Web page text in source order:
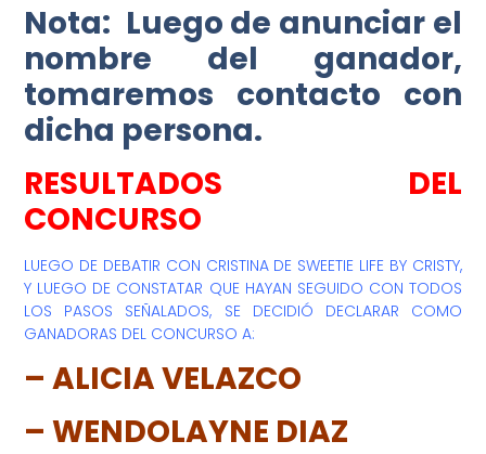
Nota: Luego de anunciar el
nombre del ganador,
tomaremos contacto con
dicha persona.
RESULTADOS DEL
CONCURSO
LUEGO DE DEBATIR CON CRISTINA DE SWEETIE LIFE BY CRISTY,
Y LUEGO DE CONSTATAR QUE HAYAN SEGUIDO CON TODOS
LOS PASOS SEÑALADOS, SE DECIDIÓ DECLARAR COMO
GANADORAS DEL CONCURSO A:
– ALICIA VELAZCO
– WENDOLAYNE DIAZ